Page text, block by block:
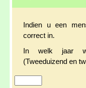
Indien u een
correct in.
In welk jaar
(Tweeduizend en